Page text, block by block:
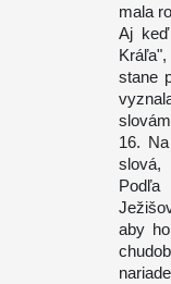
mala
Aj
stane
16.
slová,
aby